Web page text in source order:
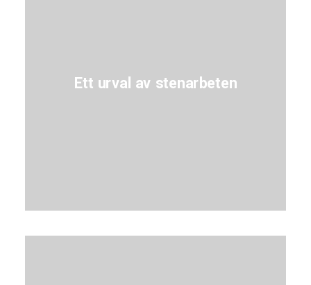
Ett urval av stenarbeten